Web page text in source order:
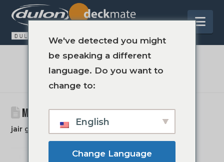
LE BLOG
MOMENTSBYKELLYDULONMARINE.6
jair groot 15 mars 2016
We've detected you might
be speaking a different
language. Do you want to
change to:
English
Change Language